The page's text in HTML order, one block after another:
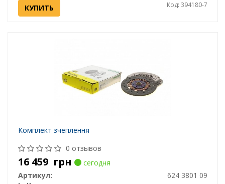
КУПИТЬ Код: 394180-7
Комплект зчеплення
0 отзывов
16 459 грн
сегодня
Артикул:
624 3801 09